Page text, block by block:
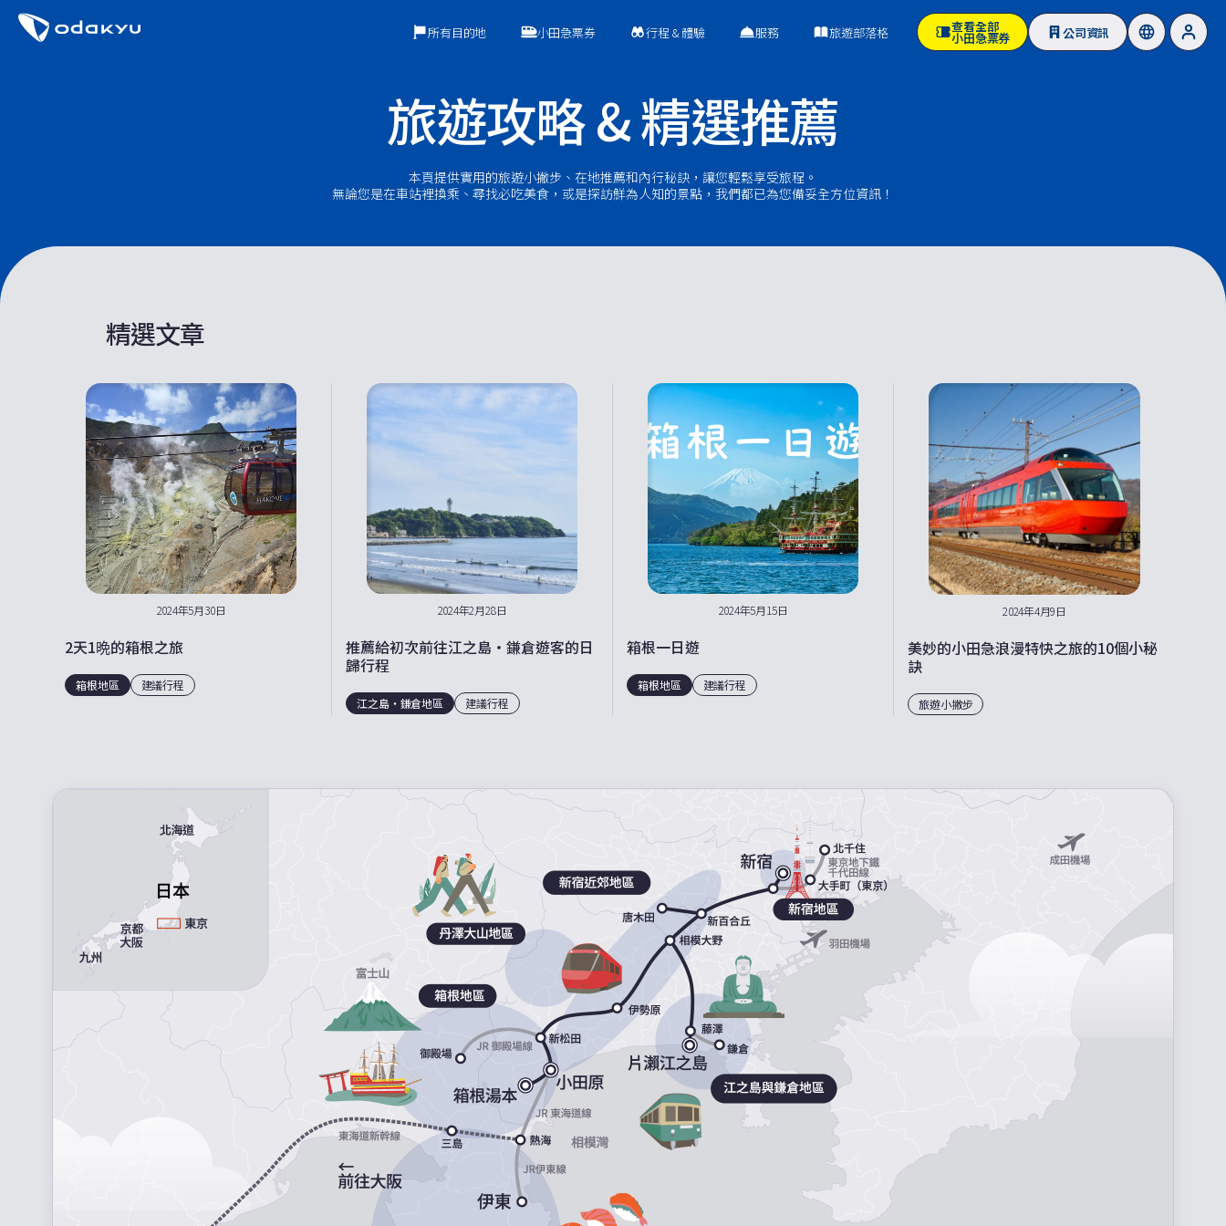
所有目的地 小田急票券 行程 & 體驗 服務 旅遊部落格 查看全部
小田急票券 公司資訊
旅遊攻略 & 精選推薦
本頁提供實用的旅遊小撇步、在地推薦和內行秘訣，讓您輕鬆享受旅程。
無論您是在車站裡換乘、尋找必吃美食，或是探訪鮮為人知的景點，我們都已為您備妥全方位資訊！
精選文章
2024年5月30日
2天1晩的箱根之旅
箱根地區 建議行程
2024年2月28日
推薦給初次前往江之島・鎌倉遊客的日
歸行程
江之島・鎌倉地區 建議行程
2024年5月15日
箱根一日遊
箱根地區 建議行程
2024年4月9日
美妙的小田急浪漫特快之旅的10個小秘
訣
旅遊小撇步